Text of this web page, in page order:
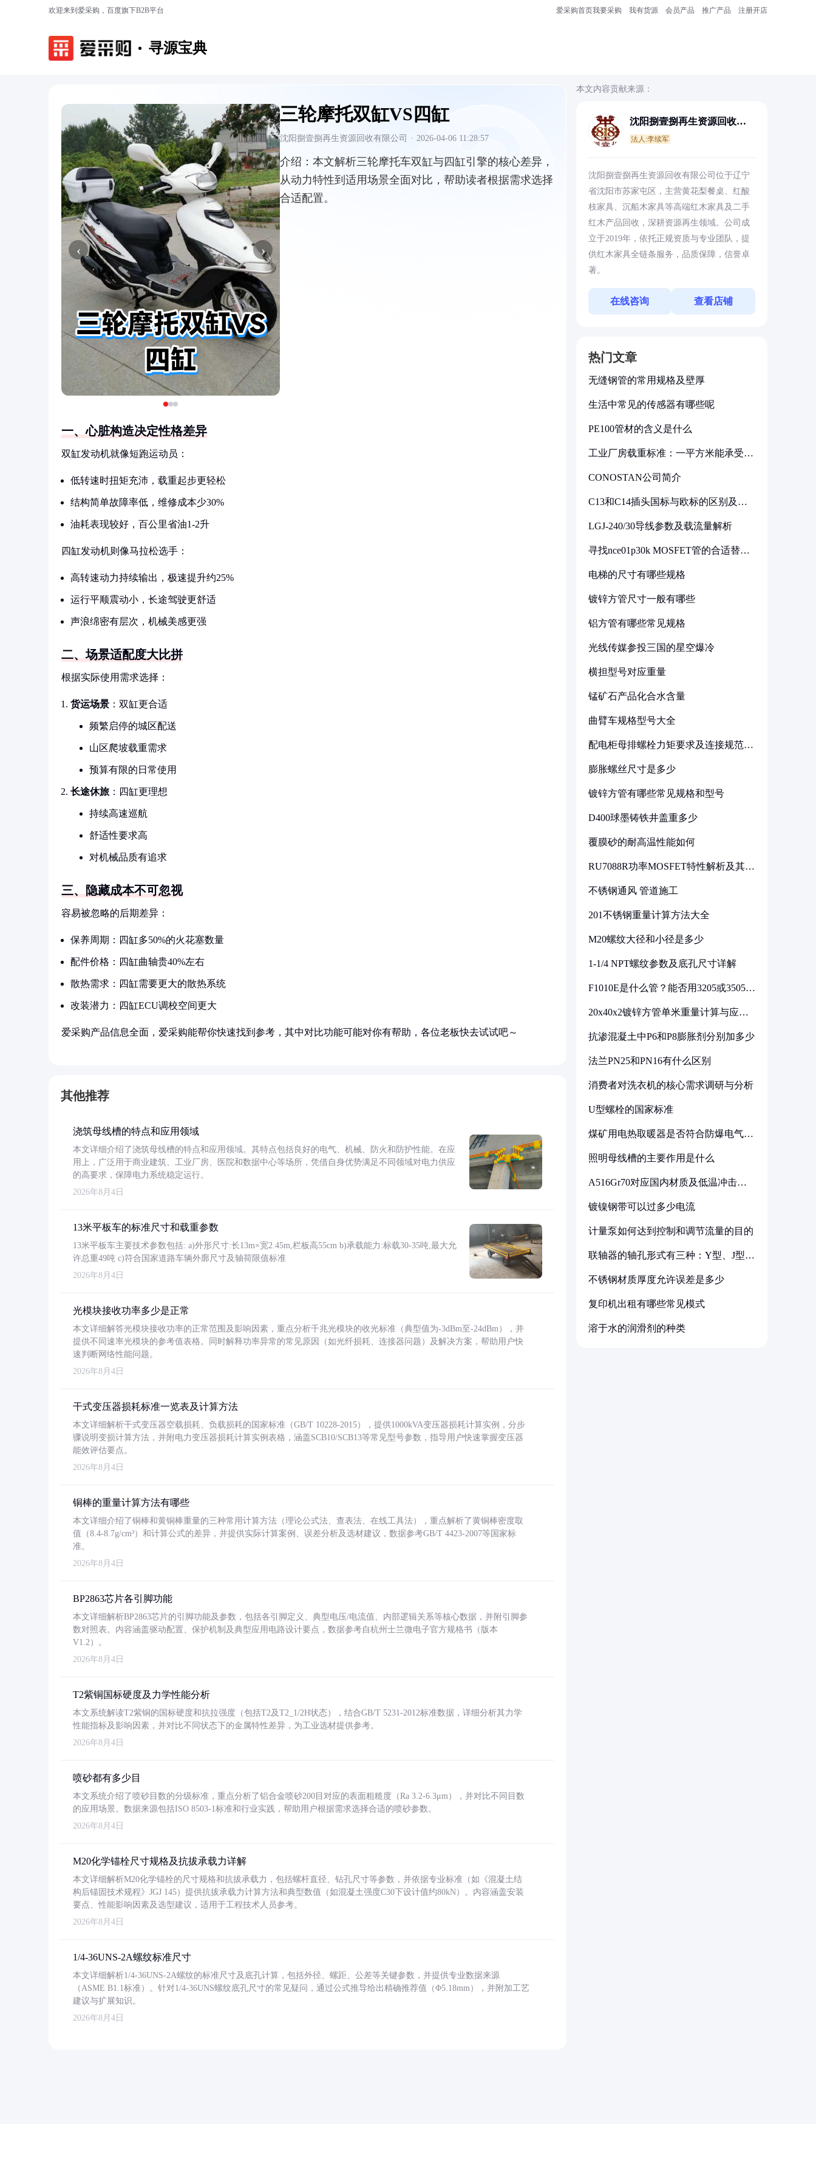
欢迎来到爱采购，百度旗下B2B平台 爱采购首页我要采购 我有货源 会员产品 推广产品 注册开店
寻源宝典
‹ ›
三轮摩托双缸VS四缸
沈阳捌壹捌再生资源回收有限公司 · 2026-04-06 11:28:57
介绍： 本文解析三轮摩托车双缸与四缸引擎的核心差异，
从动力特性到适用场景全面对比，帮助读者根据需求选择
合适配置。
一、心脏构造决定性格差异
双缸发动机就像短跑运动员：
低转速时扭矩充沛，载重起步更轻松
结构简单故障率低，维修成本少30%
油耗表现较好，百公里省油1-2升
四缸发动机则像马拉松选手：
高转速动力持续输出，极速提升约25%
运行平顺震动小，长途驾驶更舒适
声浪绵密有层次，机械美感更强
二、场景适配度大比拼
根据实际使用需求选择：
货运场景 ：双缸更合适
频繁启停的城区配送
山区爬坡载重需求
预算有限的日常使用
长途休旅 ：四缸更理想
持续高速巡航
舒适性要求高
对机械品质有追求
三、隐藏成本不可忽视
容易被忽略的后期差异：
保养周期：四缸多50%的火花塞数量
配件价格：四缸曲轴贵40%左右
散热需求：四缸需要更大的散热系统
改装潜力：四缸ECU调校空间更大
爱采购产品信息全面，爱采购能帮你快速找到参考，其中对比功能可能对你有帮助，各位老板快去试试吧～
其他推荐
浇筑母线槽的特点和应用领域
本文详细介绍了浇筑母线槽的特点和应用领域。其特点包括良好的电气、机械、防火和防护性能。在应
用上，广泛用于商业建筑、工业厂房、医院和数据中心等场所，凭借自身优势满足不同领域对电力供应
的高要求，保障电力系统稳定运行。
2026年8月4日
13米平板车的标准尺寸和载重参数
13米平板车主要技术参数包括: a)外形尺寸:长13m×宽2.45m,栏板高55cm b)承载能力:标载30-35吨,最大允
许总重49吨 c)符合国家道路车辆外廓尺寸及轴荷限值标准
2026年8月4日
光模块接收功率多少是正常
本文详细解答光模块接收功率的正常范围及影响因素，重点分析千兆光模块的收光标准（典型值为-3dBm至-24dBm），并
提供不同速率光模块的参考值表格。同时解释功率异常的常见原因（如光纤损耗、连接器问题）及解决方案，帮助用户快
速判断网络性能问题。
2026年8月4日
干式变压器损耗标准一览表及计算方法
本文详细解析干式变压器空载损耗、负载损耗的国家标准（GB/T 10228-2015），提供1000kVA变压器损耗计算实例，分步
骤说明变损计算方法，并附电力变压器损耗计算实例表格，涵盖SCB10/SCB13等常见型号参数，指导用户快速掌握变压器
能效评估要点。
2026年8月4日
铜棒的重量计算方法有哪些
本文详细介绍了铜棒和黄铜棒重量的三种常用计算方法（理论公式法、查表法、在线工具法），重点解析了黄铜棒密度取
值（8.4-8.7g/cm³）和计算公式的差异，并提供实际计算案例、误差分析及选材建议，数据参考GB/T 4423-2007等国家标
准。
2026年8月4日
BP2863芯片各引脚功能
本文详细解析BP2863芯片的引脚功能及参数，包括各引脚定义、典型电压/电流值、内部逻辑关系等核心数据，并附引脚参
数对照表。内容涵盖驱动配置、保护机制及典型应用电路设计要点，数据参考自杭州士兰微电子官方规格书（版本
V1.2）。
2026年8月4日
T2紫铜国标硬度及力学性能分析
本文系统解读T2紫铜的国标硬度和抗拉强度（包括T2及T2_1/2H状态），结合GB/T 5231-2012标准数据，详细分析其力学
性能指标及影响因素，并对比不同状态下的金属特性差异，为工业选材提供参考。
2026年8月4日
喷砂都有多少目
本文系统介绍了喷砂目数的分级标准，重点分析了铝合金喷砂200目对应的表面粗糙度（Ra 3.2-6.3μm），并对比不同目数
的应用场景。数据来源包括ISO 8503-1标准和行业实践，帮助用户根据需求选择合适的喷砂参数。
2026年8月4日
M20化学锚栓尺寸规格及抗拔承载力详解
本文详细解析M20化学锚栓的尺寸规格和抗拔承载力，包括螺杆直径、钻孔尺寸等参数，并依据专业标准（如《混凝土结
构后锚固技术规程》JGJ 145）提供抗拔承载力计算方法和典型数值（如混凝土强度C30下设计值约80kN）。内容涵盖安装
要点、性能影响因素及选型建议，适用于工程技术人员参考。
2026年8月4日
1/4-36UNS-2A螺纹标准尺寸
本文详细解析1/4-36UNS-2A螺纹的标准尺寸及底孔计算，包括外径、螺距、公差等关键参数，并提供专业数据来源
（ASME B1.1标准）。针对1/4-36UNS螺纹底孔尺寸的常见疑问，通过公式推导给出精确推荐值（Φ5.18mm），并附加工艺
建议与扩展知识。
2026年8月4日
本文内容贡献来源：
沈阳捌壹捌再生资源回收有
法人:李续军
沈阳捌壹捌再生资源回收有限公司位于辽宁
省沈阳市苏家屯区，主营黄花梨餐桌、红酸
枝家具、沉船木家具等高端红木家具及二手
红木产品回收，深耕资源再生领域。公司成
立于2019年，依托正规资质与专业团队，提
供红木家具全链条服务，品质保障，信誉卓
著。
在线咨询 查看店铺
热门文章
无缝钢管的常用规格及壁厚
生活中常见的传感器有哪些呢
PE100管材的含义是什么
工业厂房载重标准：一平方米能承受多
CONOSTAN公司简介
C13和C14插头国标与欧标的区别及其
LGJ-240/30导线参数及载流量解析
寻找nce01p30k MOSFET管的合适替代
电梯的尺寸有哪些规格
镀锌方管尺寸一般有哪些
铝方管有哪些常见规格
光线传媒参投三国的星空爆冷
横担型号对应重量
锰矿石产品化合水含量
曲臂车规格型号大全
配电柜母排螺栓力矩要求及连接规范详
膨胀螺丝尺寸是多少
镀锌方管有哪些常见规格和型号
D400球墨铸铁井盖重多少
覆膜砂的耐高温性能如何
RU7088R功率MOSFET特性解析及其在
不锈钢通风 管道施工
201不锈钢重量计算方法大全
M20螺纹大径和小径是多少
1-1/4 NPT螺纹参数及底孔尺寸详解
F1010E是什么管？能否用3205或3505代
20x40x2镀锌方管单米重量计算与应用
抗渗混凝土中P6和P8膨胀剂分别加多少
法兰PN25和PN16有什么区别
消费者对洗衣机的核心需求调研与分析
U型螺栓的国家标准
煤矿用电热取暖器是否符合防爆电气设
照明母线槽的主要作用是什么
A516Gr70对应国内材质及低温冲击要
镀镍钢带可以过多少电流
计量泵如何达到控制和调节流量的目的
联轴器的轴孔形式有三种：Y型、J型、
不锈钢材质厚度允许误差是多少
复印机出租有哪些常见模式
溶于水的润滑剂的种类